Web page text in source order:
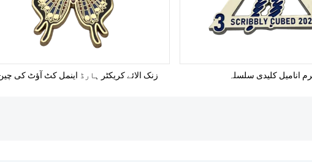
زنک الائے کریکٹر ہارڈ اینمل کٹ آؤٹ کی انامیل کلیدی سلسلہ